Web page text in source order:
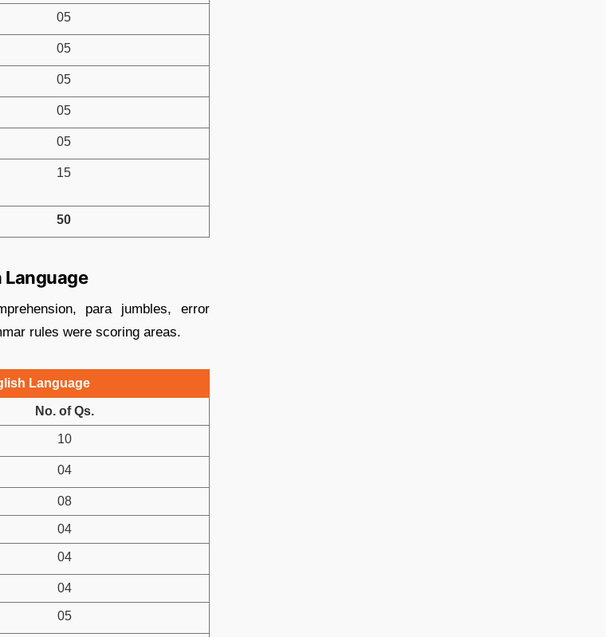
05
05
05
05
05
15
50
Language
para jumbles, error
rules were scoring areas.
Language
No. of Qs.
10
04
08
04
04
04
05